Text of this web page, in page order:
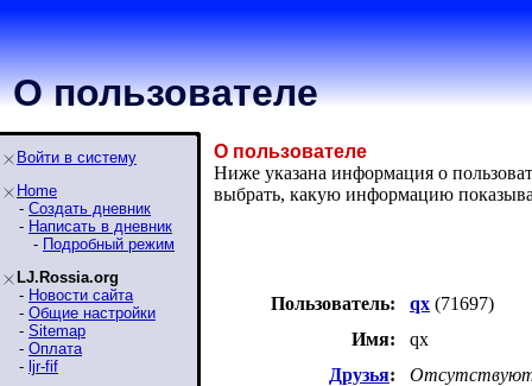
О пользователе
Войти в систему
Home
- Создать дневник
- Написать в дневник
- Подробный режим
LJ.Rossia.org
- Новости сайта
- Общие настройки
- Sitemap
- Оплата
- ljr-fif
О пользователе
Ниже указана информация о
выбрать, какую информацию
Пользователь: qx (71697)
Имя:
qx
Друзья: